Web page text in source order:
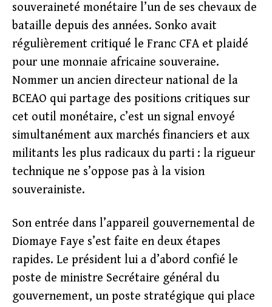
souveraineté monétaire l’un de ses chevaux de
bataille depuis des années. Sonko avait
régulièrement critiqué le Franc CFA et plaidé
pour une monnaie africaine souveraine.
Nommer un ancien directeur national de la
BCEAO qui partage des positions critiques sur
cet outil monétaire, c’est un signal envoyé
simultanément aux marchés financiers et aux
militants les plus radicaux du parti : la rigueur
technique ne s’oppose pas à la vision
souverainiste.
Son entrée dans l’appareil gouvernemental de
Diomaye Faye s’est faite en deux étapes
rapides. Le président lui a d’abord confié le
poste de ministre Secrétaire général du
gouvernement, un poste stratégique qui place